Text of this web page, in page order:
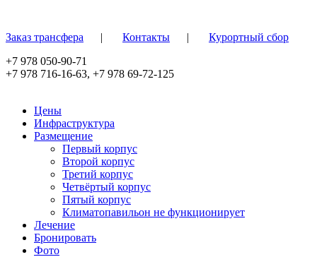
Заказ трансфера | Контакты |
Курортный сбор
+7 978 050-90-71
+7 978 716-16-63, +7 978 69-72-125
Цены
Инфраструктура
Размещение
Первый корпус
Второй корпус
Третий корпус
Четвёртый корпус
Пятый корпус
Климатопавильон не функционирует
Лечение
Бронировать
Фото